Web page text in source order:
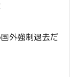
外強制退去だ